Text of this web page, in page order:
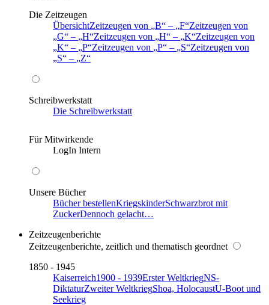
Die Zeitzeugen
ÜbersichtZeitzeugen von B – F Zeitzeugen von
G
– H Zeitzeugen von H – K Zeitzeugen von
K
– P Zeitzeugen von P – S Zeitzeugen von
S
– Z
Schreibwerkstatt
Die Schreibwerkstatt
Für Mitwirkende
LogIn Intern
Unsere Bücher
Bücher bestellenKriegskinderSchwarzbrot mit
ZuckerDennoch gelacht…
Zeitzeugenberichte
Zeitzeugenberichte, zeitlich und thematisch geordnet
1850 - 1945
Kaiserreich1900 - 1939Erster WeltkriegNS-
DiktaturZweiter WeltkriegShoa, HolocaustU-Boot und
Seekrieg